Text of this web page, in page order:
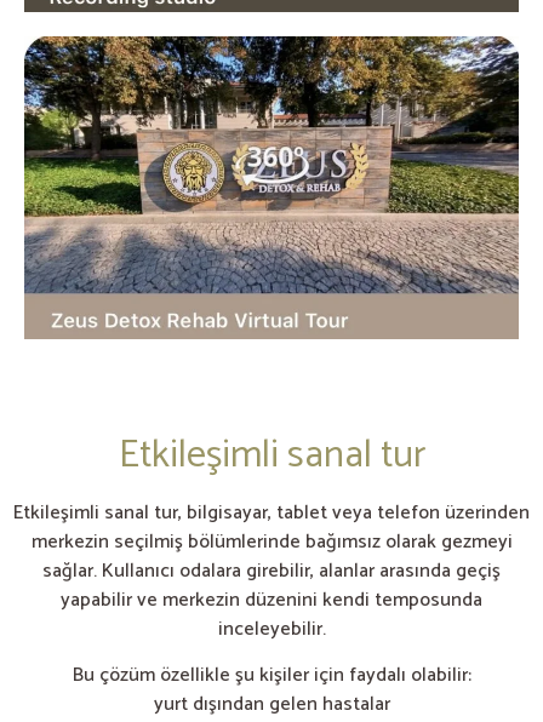
Etkileşimli sanal tur
Etkileşimli sanal tur, bilgisayar, tablet veya telefon üzerinden
merkezin seçilmiş bölümlerinde bağımsız olarak gezmeyi
sağlar. Kullanıcı odalara girebilir, alanlar arasında geçiş
yapabilir ve merkezin düzenini kendi temposunda
inceleyebilir.
Bu çözüm özellikle şu kişiler için faydalı olabilir:
yurt dışından gelen hastalar